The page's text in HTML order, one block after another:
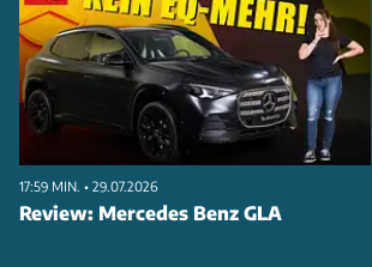
17:59 MIN. • 29.07.2026
Review: Mercedes Benz GLA